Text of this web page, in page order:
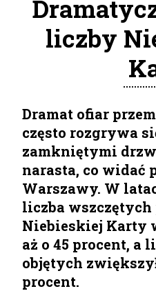
liczby
Dramat ofiar
często rozgrywa
zamkniętymi
narasta, co widać
Warszawy. W
liczba wszczętych
Niebieskiej Karty
aż o 45 procent, a
objętych
procent.